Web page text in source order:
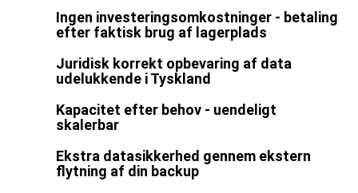
Ingen investeringsomkostninger - betaling
efter faktisk brug af lagerplads
Juridisk korrekt opbevaring af data
udelukkende i Tyskland
Kapacitet efter behov - uendeligt
skalerbar
Ekstra datasikkerhed gennem ekstern
flytning af din backup